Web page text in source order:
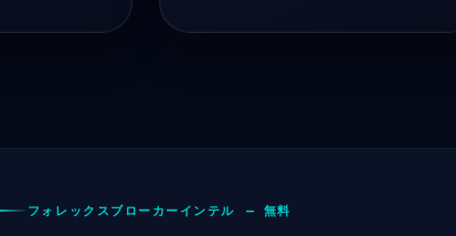
フォレックスブローカーインテル — 無料